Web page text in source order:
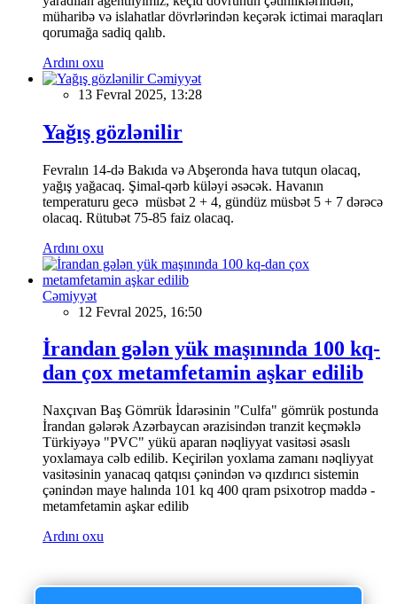
müharibə və islahatlar dövrlərindən keçərək ictimai maraqları
qorumağa sadiq qalıb.
Ardını oxu
Cəmiyyət
13 Fevral 2025, 13:28
Yağış gözlənilir
Fevralın 14-də Bakıda və Abşeronda hava tutqun olacaq,
yağış yağacaq. Şimal-qərb küləyi əsəcək. Havanın
temperaturu gecə müsbət 2 + 4, gündüz müsbət 5 + 7 dərəcə
olacaq. Rütubət 75-85 faiz olacaq.
Ardını oxu
Cəmiyyət
12 Fevral 2025, 16:50
İrandan gələn yük maşınında 100 kq-
dan çox metamfetamin aşkar edilib
Naxçıvan Baş Gömrük İdarəsinin "Culfa" gömrük postunda
İrandan gələrək Azərbaycan ərazisindən tranzit keçməklə
Türkiyəyə "PVC" yükü aparan nəqliyyat vasitəsi əsaslı
yoxlamaya cəlb edilib. Keçirilən yoxlama zamanı nəqliyyat
vasitəsinin yanacaq qatqısı çənindən və qızdırıcı sistemin
çənindən maye halında 101 kq 400 qram psixotrop maddə -
metamfetamin aşkar edilib
Ardını oxu